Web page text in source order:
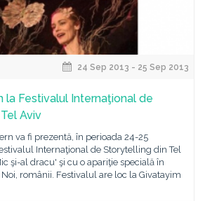
24 Sep 2013 - 25 Sep 2013
la Festivalul Internaţional de
Aviv
va fi prezentă, în perioada 24-25
Internaţional de Storytelling din Tel
şi-al dracu' şi cu o apariţie specială în
românii. Festivalul are loc la Givatayim